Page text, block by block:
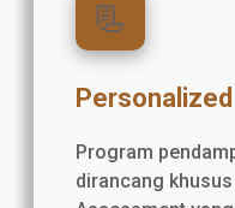
📃
Program
dirancang